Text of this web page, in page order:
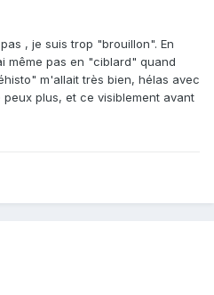
, je suis trop "brouillon". En
même pas en "ciblard" quand
m'allait très bien, hélas avec
plus, et ce visiblement avant